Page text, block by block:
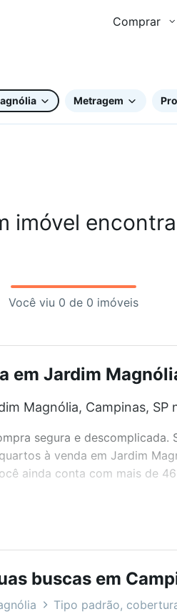
Comprar
Metragem
imóvel
Você viu 0 de 0 imóveis
Jardim
Magnólia, Campinas, SP
segura e
à venda em Jardim
ainda conta com mais de
favoritos. Você
e comodidades,
ideal para você na Loft.
buscas em
Tipo padrão,